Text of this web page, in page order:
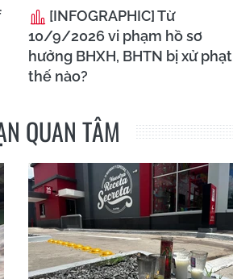
[INFOGRAPHIC] Từ
10/9/2026 vi phạm hồ sơ
hưởng BHXH, BHTN bị xử phạt
thế nào?
QUAN TÂM